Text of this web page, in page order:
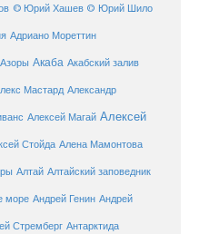
© Юрий Хашев © Юрий Шило
Адриано Мореттин
Азоры Акаба Акабский залив
Мастард Александр
Алексей Магай Алексей
Стойда Алена Мамонтова
Алтай Алтайский заповедник
море Андрей Генин Андрей
Стремберг Антарктида